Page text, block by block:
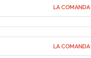
LA COMANDA
LA COMANDA